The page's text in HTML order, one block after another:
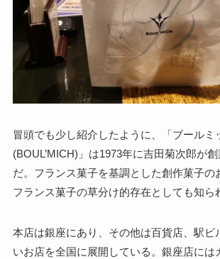
冒頭でも少し紹介したように、「ブールミ
(BOUL’MICH)」は1973年に吉田菊次郎が
だ。フランス菓子を基調とした創作菓子の
フランス菓子の草分け的存在としても知ら
本店は銀座にあり、その他は百貨店、駅ビ
いお店を全国に展開している。銀座店には